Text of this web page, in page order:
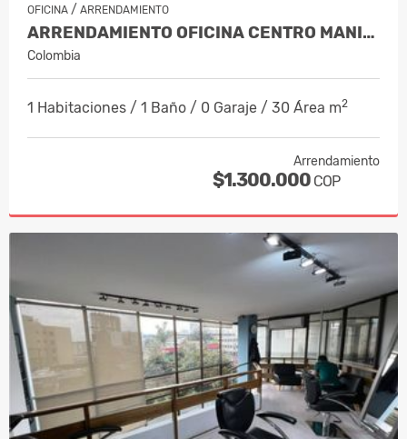
OFICINA / ARRENDAMIENTO
ARRENDAMIENTO OFICINA CENTRO MANIZA…
Colombia
1 Habitaciones / 1 Baño / 0 Garaje / 30 Área m2
Arrendamiento
$1.300.000 COP